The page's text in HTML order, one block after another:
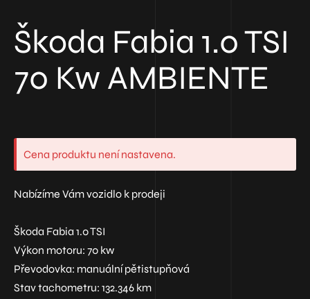
Škoda Fabia 1.0 TSI
70 Kw AMBIENTE
Cena produktu není nastavena.
Nabízíme Vám vozidlo k prodeji
Škoda Fabia 1.0 TSI
Výkon motoru: 70 kw
Převodovka: manuální pětistupňová
Stav tachometru: 132.346 km